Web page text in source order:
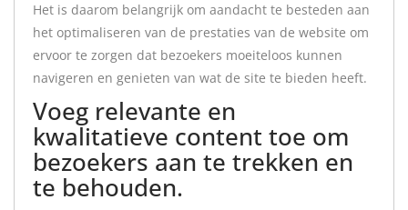
Het is daarom belangrijk om aandacht te besteden aan
het optimaliseren van de prestaties van de website om
ervoor te zorgen dat bezoekers moeiteloos kunnen
navigeren en genieten van wat de site te bieden heeft.
Voeg relevante en
kwalitatieve content toe om
bezoekers aan te trekken en
te behouden.